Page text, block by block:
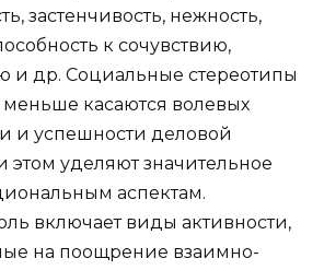
застенчивость, нежность,
к сочувствию,
и др. Социальные стереотипы
касаются волевых
и успешности деловой
этом уделяют значительное
аспектам.
включает виды активности,
на поощрение взаимно-